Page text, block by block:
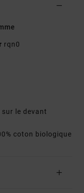
rqn0
le devant
coton biologique